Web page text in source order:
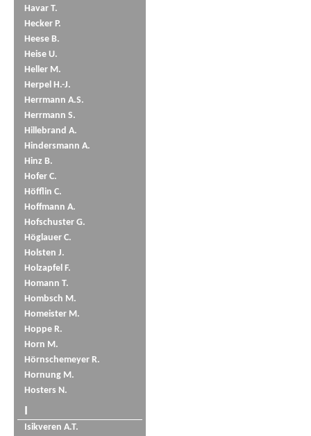
Havar T.
Hecker P.
Heese B.
Heise U.
Heller M.
Herpel H.-J.
Herrmann A.S.
Herrmann S.
Hillebrand A.
Hindersmann A.
Hinz B.
Hofer C.
Höfflin C.
Hoffmann A.
Hofschuster G.
Höglauer C.
Holsten J.
Holzapfel F.
Homann T.
Hombsch M.
Homeister M.
Hoppe R.
Horn M.
Hörnschemeyer R.
Hornung M.
Hosters N.
I
Isikveren A.T.